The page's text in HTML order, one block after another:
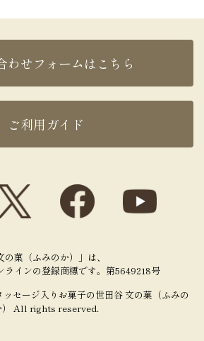
わせフォームはこちら
ご利用ガイド
の菓（ふみのか）」は、
ラインの登録商標です。第5649218号
セージ入りお菓子の世田谷 文の菓（ふみの
） All rights reserved.